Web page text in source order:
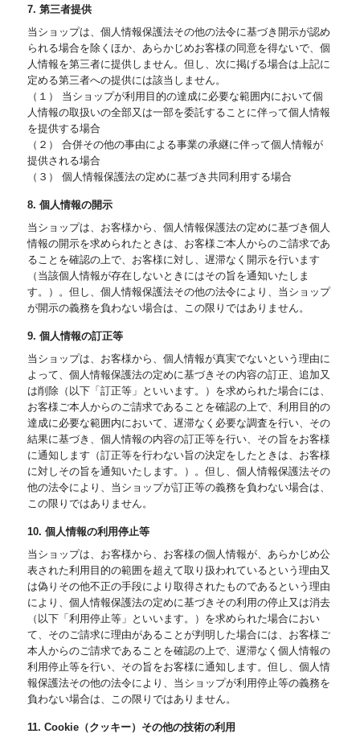
7. 第三者提供
当ショップは、個人情報保護法その他の法令に基づき開示が認め
られる場合を除くほか、あらかじめお客様の同意を得ないで、個
人情報を第三者に提供しません。但し、次に掲げる場合は上記に
定める第三者への提供には該当しません。
（１） 当ショップが利用目的の達成に必要な範囲内において個
人情報の取扱いの全部又は一部を委託することに伴って個人情報
を提供する場合
（２） 合併その他の事由による事業の承継に伴って個人情報が
提供される場合
（３） 個人情報保護法の定めに基づき共同利用する場合
8. 個人情報の開示
当ショップは、お客様から、個人情報保護法の定めに基づき個人
情報の開示を求められたときは、お客様ご本人からのご請求であ
ることを確認の上で、お客様に対し、遅滞なく開示を行います
（当該個人情報が存在しないときにはその旨を通知いたしま
す。）。但し、個人情報保護法その他の法令により、当ショップ
が開示の義務を負わない場合は、この限りではありません。
9. 個人情報の訂正等
当ショップは、お客様から、個人情報が真実でないという理由に
よって、個人情報保護法の定めに基づきその内容の訂正、追加又
は削除（以下「訂正等」といいます。）を求められた場合には、
お客様ご本人からのご請求であることを確認の上で、利用目的の
達成に必要な範囲内において、遅滞なく必要な調査を行い、その
結果に基づき、個人情報の内容の訂正等を行い、その旨をお客様
に通知します（訂正等を行わない旨の決定をしたときは、お客様
に対しその旨を通知いたします。）。但し、個人情報保護法その
他の法令により、当ショップが訂正等の義務を負わない場合は、
この限りではありません。
10. 個人情報の利用停止等
当ショップは、お客様から、お客様の個人情報が、あらかじめ公
表された利用目的の範囲を超えて取り扱われているという理由又
は偽りその他不正の手段により取得されたものであるという理由
により、個人情報保護法の定めに基づきその利用の停止又は消去
（以下「利用停止等」といいます。）を求められた場合におい
て、そのご請求に理由があることが判明した場合には、お客様ご
本人からのご請求であることを確認の上で、遅滞なく個人情報の
利用停止等を行い、その旨をお客様に通知します。但し、個人情
報保護法その他の法令により、当ショップが利用停止等の義務を
負わない場合は、この限りではありません。
11. Cookie（クッキー）その他の技術の利用